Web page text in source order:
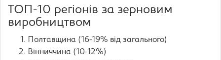
ТОП-10 регіонів за зерновим
виробництвом
Полтавщина (16-19% від загального)
Вінниччина (10-12%)